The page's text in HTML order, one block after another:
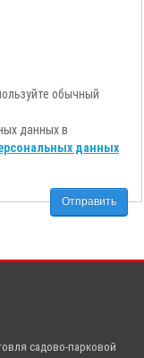
обычный
данных в
данных
Отправить
садово-парковой